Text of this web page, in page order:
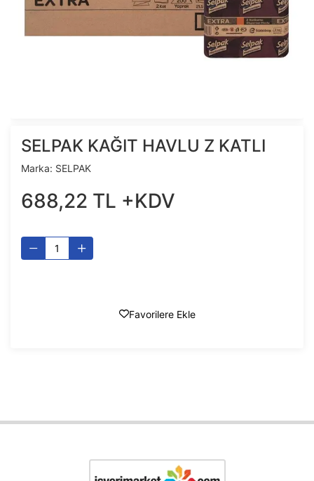
SELPAK KAĞIT HAVLU Z KATLI
Marka: SELPAK
688,22 TL +KDV
Favorilere Ekle